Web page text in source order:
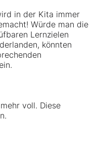
in der Kita immer
Würde man die
Lernzielen
könnten
voll. Diese